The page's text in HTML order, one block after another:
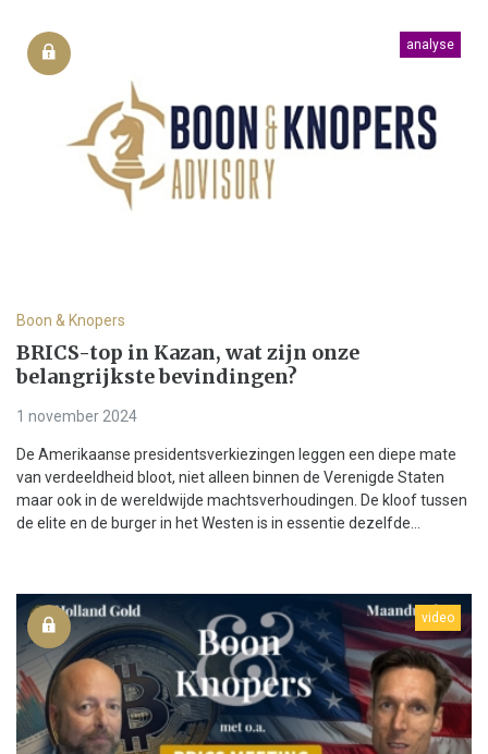
analyse
Boon & Knopers
BRICS-top in Kazan, wat zijn onze
belangrijkste bevindingen?
1 november 2024
De Amerikaanse presidentsverkiezingen leggen een diepe mate
van verdeeldheid bloot, niet alleen binnen de Verenigde Staten
maar ook in de wereldwijde machtsverhoudingen. De kloof tussen
de elite en de burger in het Westen is in essentie dezelfde...
video